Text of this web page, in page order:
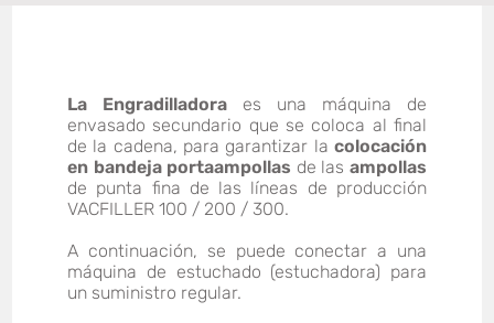
La Engradilladora es una máquina de
envasado secundario que se coloca al final
de la cadena, para garantizar la colocación
en bandeja portaampollas de las ampollas
de punta fina de las líneas de producción
VACFILLER 100 / 200 / 300.
A continuación, se puede conectar a una
máquina de estuchado (estuchadora) para
un suministro regular.